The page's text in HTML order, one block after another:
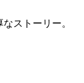
ストーリー。